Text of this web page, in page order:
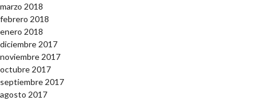
marzo 2018
febrero 2018
enero 2018
diciembre 2017
noviembre 2017
octubre 2017
septiembre 2017
agosto 2017